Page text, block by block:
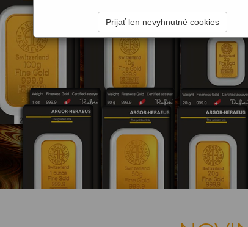
Prijať len nevyhnutné cookies